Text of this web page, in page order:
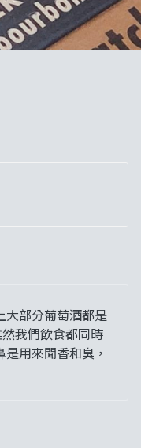
大部分葡萄酒都是
我們飲食都同時
用來聞香和臭，